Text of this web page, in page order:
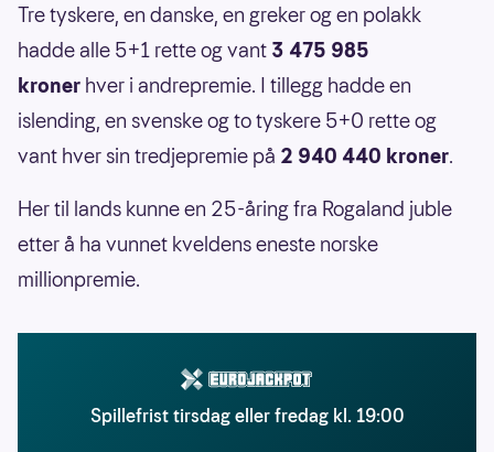
Tre tyskere, en danske, en greker og en polakk
hadde alle 5+1 rette og vant 3 475 985
kroner hver i andrepremie. I tillegg hadde en
islending, en svenske og to tyskere 5+0 rette og
vant hver sin tredjepremie på 2 940 440 kroner.
Her til lands kunne en 25-åring fra Rogaland juble
etter å ha vunnet kveldens eneste norske
millionpremie.
Spillefrist tirsdag eller fredag kl. 19:00